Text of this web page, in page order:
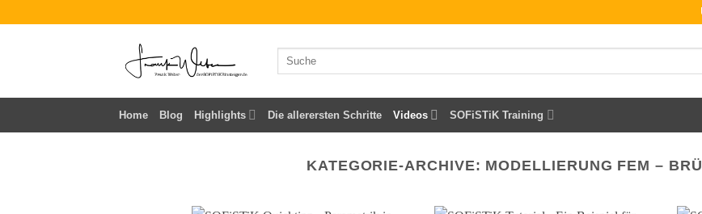
Home Blog Highlights Die allerersten Schritte Videos SOFiSTiK Training
KATEGORIE-ARCHIVE: MODELLIERUNG FEM –